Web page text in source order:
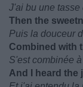
J'ai bu une
Then the
Puis la douceur
Combined with
S'est combinée
And I heard the